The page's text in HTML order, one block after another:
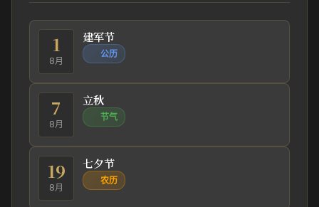
1
8月
建军节
公历
7
8月
立秋
节气
19
8月
七夕节
农历